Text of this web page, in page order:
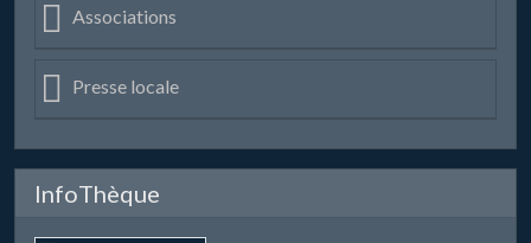
Associations
Presse locale
InfoThèque